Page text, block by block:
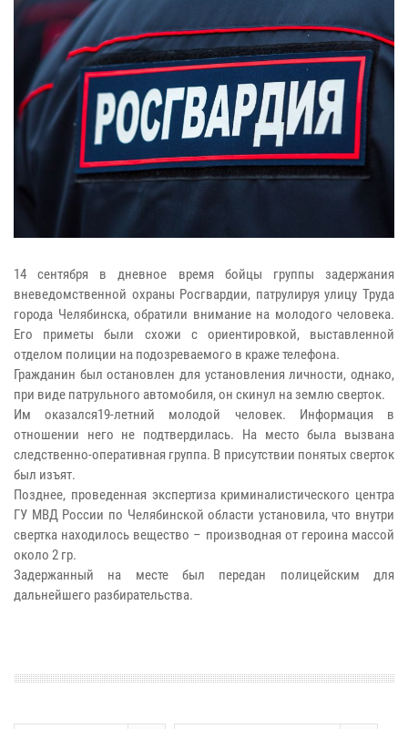
14 сентября в дневное время бойцы группы задержания
вневедомственной охраны Росгвардии, патрулируя улицу Труда
города Челябинска, обратили внимание на молодого человека.
Его приметы были схожи с ориентировкой, выставленной
отделом полиции на подозреваемого в краже телефона.
Гражданин был остановлен для установления личности, однако,
при виде патрульного автомобиля, он скинул на землю сверток.
Им оказался19-летний молодой человек. Информация в
отношении него не подтвердилась. На место была вызвана
следственно-оперативная группа. В присутствии понятых сверток
был изъят.
Позднее, проведенная экспертиза криминалистического центра
ГУ МВД России по Челябинской области установила, что внутри
свертка находилось вещество – производная от героина массой
около 2 гр.
Задержанный на месте был передан полицейским для
дальнейшего разбирательства.